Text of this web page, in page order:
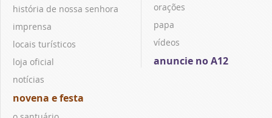
história de nossa senhora
imprensa
locais turísticos
loja oficial
notícias
novena e festa
orações
papa
vídeos
anuncie no A12